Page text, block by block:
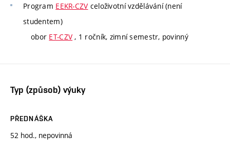
Program EEKR-CZV celoživotní vzdělávání (není
studentem)
obor ET-CZV , 1 ročník, zimní semestr, povinný
Typ (způsob) výuky
PŘEDNÁŠKA
52 hod., nepovinná